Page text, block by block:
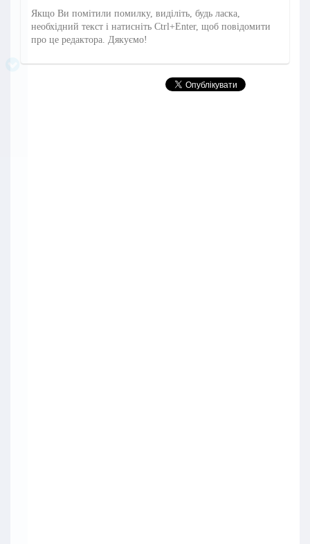
Якщо Ви помітили помилку, виділіть, будь ласка,
необхідний текст і натисніть Ctrl+Enter, щоб повідомити
про це редактора. Дякуємо!